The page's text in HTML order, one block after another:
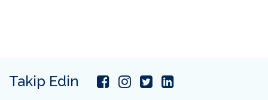
Takip Edin